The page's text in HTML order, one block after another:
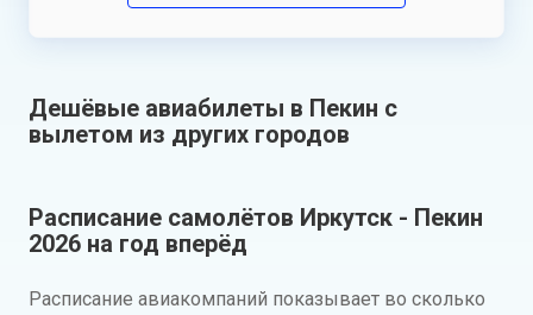
Дешёвые авиабилеты в Пекин с
вылетом из других городов
Расписание самолётов Иркутск - Пекин
2026 на год вперёд
Расписание авиакомпаний показывает во сколько